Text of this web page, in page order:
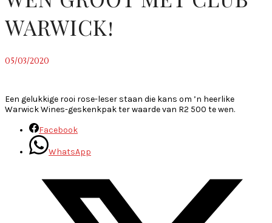
WARWICK!
05/03/2020
Een gelukkige rooi rose-leser staan die kans om ’n heerlike
Warwick Wines-geskenkpak ter waarde van R2 500 te wen.
Facebook
WhatsApp